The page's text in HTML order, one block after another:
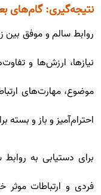
نتیجه‌گیری: گام‌های
روابط سالم و موفق بین
نیازها، ارزش‌ها و
موضوع، مهارت‌های
احترام‌آمیز و باز و بسته
برای دستیابی به
فردی و ارتباطات